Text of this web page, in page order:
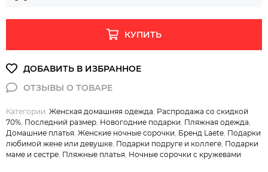
КУПИТЬ
Категории: Женская домашняя одежда Распродажа со скидкой
70% Последний размер Новогодние подарки Пляжная одежда
Домашние платья Женские ночные сорочки Бренд Laete Подарки
любимой жене или девушке Подарки подруге и коллеге Подарки
маме и сестре Пляжные платья Ночные сорочки с кружевами